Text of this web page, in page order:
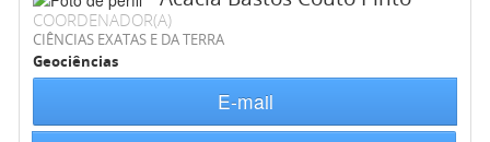
COORDENADOR(A)
CIÊNCIAS EXATAS E DA TERRA
Geociências
E-mail